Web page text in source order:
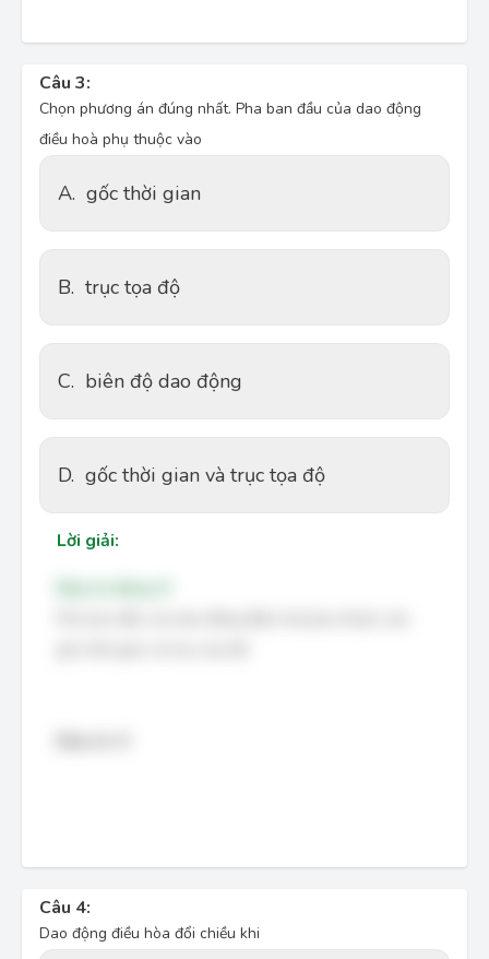
Câu 3:
Chọn phương án đúng nhất. Pha ban đầu của dao động
điều hoà phụ thuộc vào
A. gốc thời gian
B. trục tọa độ
C. biên độ dao động
D. gốc thời gian và trục tọa độ
Lời giải:
Câu 4:
Dao động điều hòa đổi chiều khi